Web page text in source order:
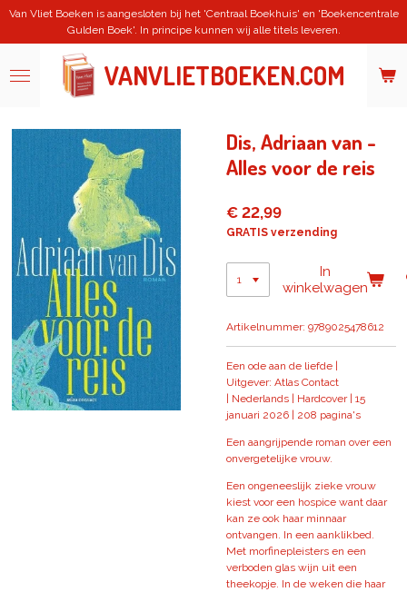
Ga
hoofdinhoud
VANVLIETBOEKEN.COM
Van Vliet Boeken is aangesloten bij het 'Centraal Boekhuis' en 'Boekencentrale
Gulden Boek'. In principe kunnen wij alle titels leveren.
Dis, Adriaan van -
Alles voor de reis
€ 22,99
GRATIS verzending
In
winkelwagen
Artikelnummer: 9789025478612
Een ode aan de liefde |
Uitgever: Atlas Contact
| Nederlands | Hardcover | 15
januari 2026 | 208 pagina's
Een aangrijpende roman over een
onvergetelijke vrouw.
Een ongeneeslijk zieke vrouw
kiest voor een hospice want daar
kan ze ook haar minnaar
ontvangen. In een aanklikbed.
Met morfinepleisters en een
verboden glas wijn uit een
theekopje. In de weken die haar